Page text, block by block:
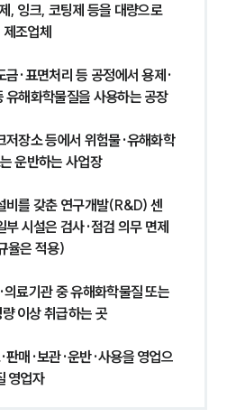
, 잉크, 코팅제 등을 대량으로
조업체
금·표면처리 등 공정에서 용제·
유해화학물질을 사용하는 공장
저장소 등에서 위험물·유해화학
운반하는 사업장
비를 갖춘 연구개발(R&D) 센
시설은 검사·점검 의무 면제
율은 적용)
의료기관 중 유해화학물질 또는
이상 취급하는 곳
판매·보관·운반·사용을 영업으
영업자